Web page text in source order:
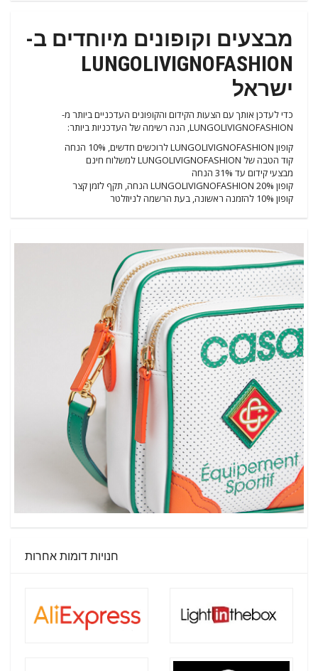
מבצעים וקופונים מיוחדים ב-
LUNGOLIVIGNOFASHION
ישראל
כדי לעדכן אותך עם הצעות הקידום והקופונים העדכניים ביותר מ-
LUNGOLIVIGNOFASHION, הנה רשימה של העדכניות ביותר:
קופון LUNGOLIVIGNOFASHION לרוכשים חדשים, 10% הנחה
קוד הטבה של LUNGOLIVIGNOFASHION למשלוח חינם
מבצעי קידום עד 31% הנחה
קופון LUNGOLIVIGNOFASHION 20% הנחה, תקף לזמן קצר
קופון 10% להזמנה ראשונה, בעת הרשמה לניוזלטר
חנויות דומות אחרות